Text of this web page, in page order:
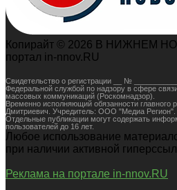
Копирайт © 2026 В НИЖНЕМ
портал in-nnov.RU
Свидетельство о регистрации __ №
Федеральной службой по надзору в сфере
массовых коммуникаций (Роскомнадзор).
Временно исполняющий обязанности главного
Дмитриевич. Учредитель: ООО "Медиа Регион".
Отдельные публикации могут содержать
пользователей до 16 лет.
Любое использование
при наличии активной
Реклама на портале in-nnov.RU